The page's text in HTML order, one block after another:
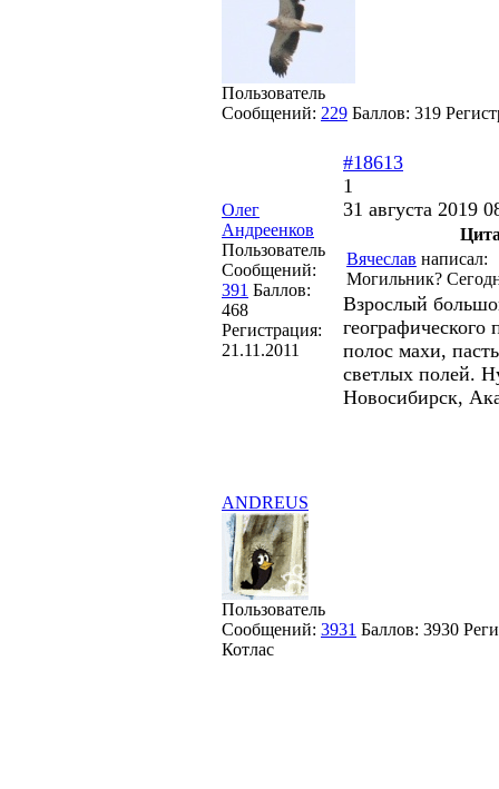
Пользователь
Сообщений: 229 Баллов: 319
Олег
Андреенков
Пользователь
Сообщений:
391 Баллов:
468
Регистрация:
21.11.2011
#18613
1
31 августа 2019
Вячеслав написал:
Могильник?
Взрослый
полос махи,
светлых полей.
Новосибирск,
ANDREUS
Пользователь
Сообщений: 3931 Баллов: 3930
Котлас